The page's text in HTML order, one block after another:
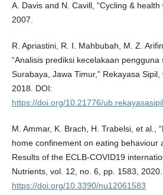
A. Davis and N. Cavill, “Cycling & health
2007.
R. Apriastini, R. I. Mahbubah, M. Z.
“Analisis prediksi kecelakaan pengguna
Surabaya, Jawa Timur,” Rekayasa
2018. DOI:
https://doi.org/10.21776/
M. Ammar, K. Brach, H. Trabelsi, et al.,
home confinement on eating behaviour
Results of the ECLB-COVID19
Nutrients, vol. 12, no. 6, pp. 1583,
https://doi.org/10.3390/nu12061583